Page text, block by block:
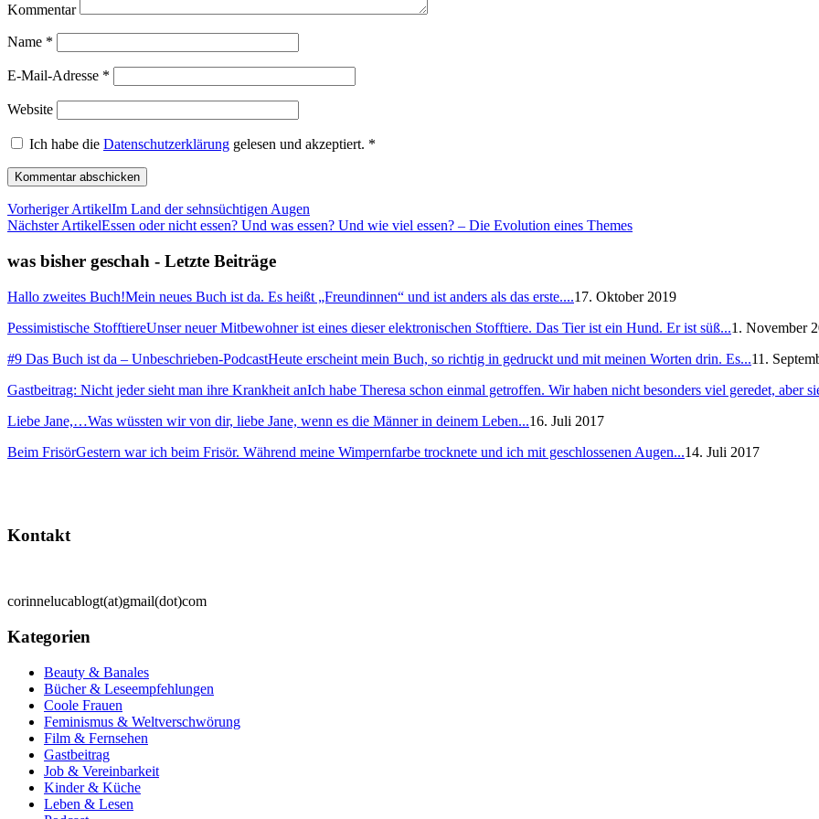
Kommentar
Name *
E-Mail-Adresse *
Website
Ich habe die Datenschutzerklärung gelesen und akzeptiert. *
Vorheriger ArtikelIm Land der sehnsüchtigen Augen
Nächster ArtikelEssen oder nicht essen? Und was essen? Und wie viel essen? – Die Evolution eines Themes
was bisher geschah - Letzte Beiträge
Hallo zweites Buch!Mein neues Buch ist da. Es heißt „Freundinnen“ und ist anders als das erste....17. Oktober 2019
Pessimistische StofftiereUnser neuer Mitbewohner ist eines dieser elektronischen Stofftiere. Das Tier ist ein Hund. Er ist süß...1. November
#9 Das Buch ist da – Unbeschrieben-PodcastHeute erscheint mein Buch, so richtig in gedruckt und mit meinen Worten drin. Es...11.
Gastbeitrag: Nicht jeder sieht man ihre Krankheit anIch habe Theresa schon einmal getroffen. Wir haben nicht besonders viel geredet, aber
Liebe Jane,…Was wüssten wir von dir, liebe Jane, wenn es die Männer in deinem Leben...16. Juli 2017
Beim FrisörGestern war ich beim Frisör. Während meine Wimpernfarbe trocknete und ich mit geschlossenen Augen...14. Juli 2017
Kontakt
corinnelucablogt(at)gmail(dot)com
Kategorien
Beauty & Banales
Bücher & Leseempfehlungen
Coole Frauen
Feminismus & Weltverschwörung
Film & Fernsehen
Gastbeitrag
Job & Vereinbarkeit
Kinder & Küche
Leben & Lesen